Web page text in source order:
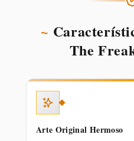
~
The
Arte Original Hermoso